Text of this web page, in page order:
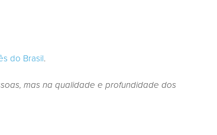
do Brasil.
mas na qualidade e profundidade dos